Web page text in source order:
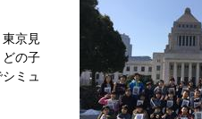
京見
の子
ミュ